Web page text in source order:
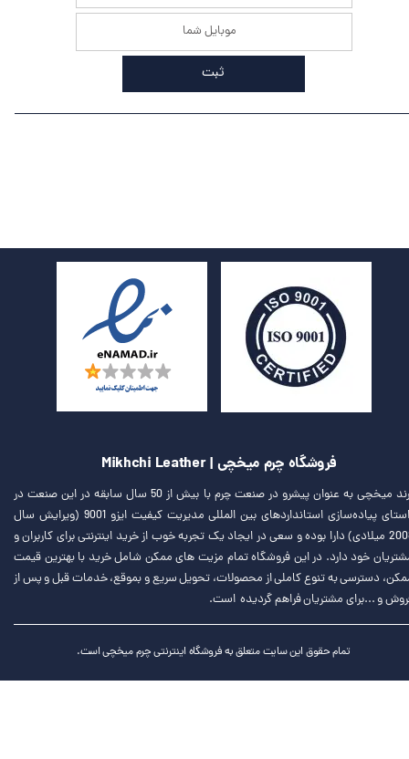
فروشگاه چرم میخچی | Mikhchi Leather
برند میخچی به عنوان پیشرو در صنعت چرم با بیش از 50 سال سابقه در این صنعت در
راستای پیاده‌سازی استانداردهای بین المللی مدیریت کیفیت ایزو 9001 (ویرایش سال
2008 میلادی) دارا بوده و سعی در ایجاد یک تجربه خوب از خرید اینترنتی برای کاربران و
خود دارد. در این فروشگاه تمام مزیت های ممکن شامل خرید با بهترین قیمت
دسترسی به تنوع کاملی از محصولات، تحویل سریع و بموقع، خدمات قبل و پس از
و ...برای مشتریان فراهم گردیده است.
تمام حقوق این سایت متعلق به فروشگاه اینترنتی چرم میخچی است.
ثبت